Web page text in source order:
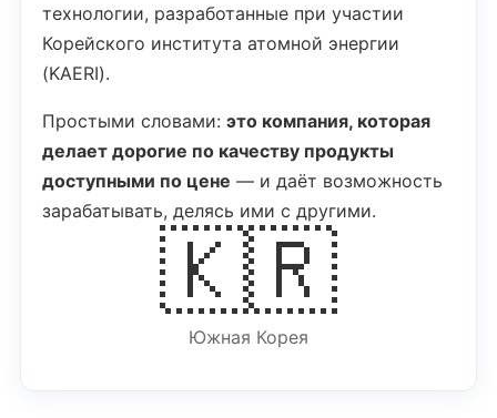
технологии, разработанные при участии
Корейского института атомной энергии
(KAERI).
Простыми словами:это компания, которая
делает дорогие по качеству продукты
доступными по цене — и даёт возможность
зарабатывать, делясь ими с другими.
🇰🇷
Южная Корея